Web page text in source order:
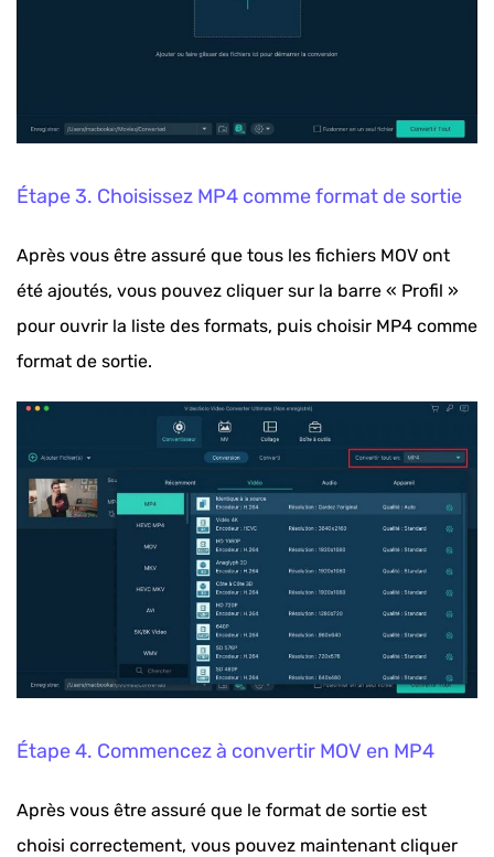
Étape 3. Choisissez MP4 comme format de sortie
Après vous être assuré que tous les fichiers MOV ont
été ajoutés, vous pouvez cliquer sur la barre « Profil »
pour ouvrir la liste des formats, puis choisir MP4 comme
format de sortie.
Étape 4. Commencez à convertir MOV en MP4
Après vous être assuré que le format de sortie est
choisi correctement, vous pouvez maintenant cliquer